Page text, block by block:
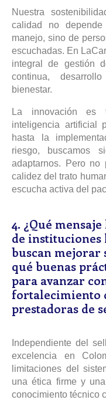
Nuestra
calidad no
manejo, sino de
escuchadas. En
integral de gestión
continua,
bienestar.
La innovación es
inteligencia artificial
hasta la
riesgo, buscamos
adaptarnos. Pero no
calidez del trato
escucha activa del
4. ¿Qué
de instituciones
buscan mejorar
qué buenas
para avanzar
fortalecimiento
prestadoras de
Independiente del
excelencia en
limitaciones del
una ética firme y
conocimiento técnico